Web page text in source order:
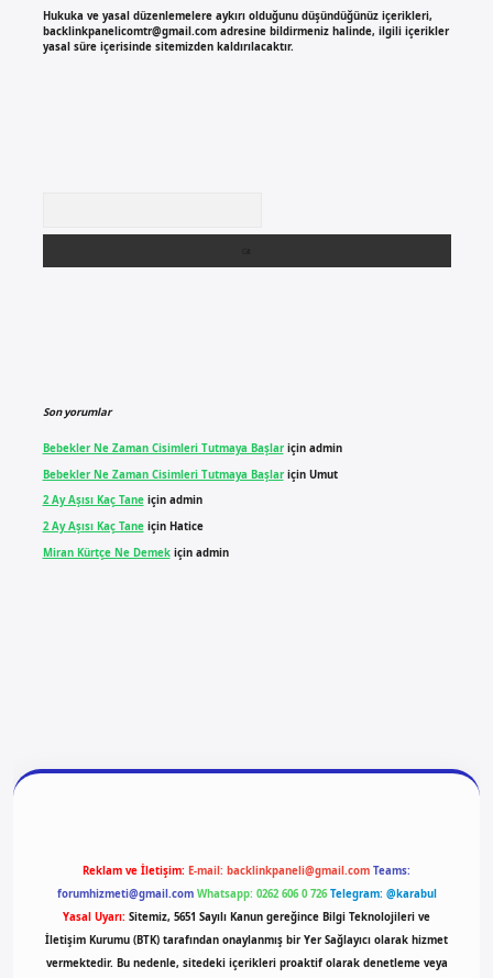
Hukuka ve yasal düzenlemelere aykırı olduğunu düşündüğünüz içerikleri,
backlinkpanelicomtr@gmail.comadresine bildirmeniz halinde, ilgili içerikler
yasal süre içerisinde sitemizden kaldırılacaktır.
Son yorumlar
Bebekler Ne Zaman Cisimleri Tutmaya Başlariçin admin
Bebekler Ne Zaman Cisimleri Tutmaya Başlariçin Umut
2 Ay Aşısı Kaç Taneiçin admin
2 Ay Aşısı Kaç Taneiçin Hatice
Miran Kürtçe Ne Demekiçin admin
Reklam ve İletişim: E-mail: backlinkpaneli@gmail.com Teams:
forumhizmeti@gmail.com Whatsapp: 0262 606 0 726 Telegram: @karabul
Yasal Uyarı: Sitemiz, 5651 Sayılı Kanun gereğince Bilgi Teknolojileri ve
İletişim Kurumu (BTK) tarafından onaylanmış bir Yer Sağlayıcı olarak hizmet
vermektedir. Bu nedenle, sitedeki içerikleri proaktif olarak denetleme veya